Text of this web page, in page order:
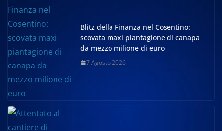
Blitz della Finanza nel Cosentino:
scovata maxi piantagione di canapa
da mezzo milione di euro
7 Agosto 2026